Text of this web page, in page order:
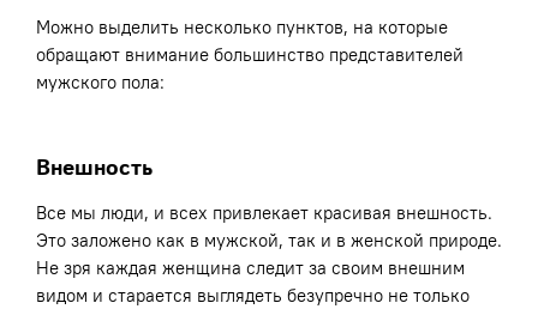
Можно выделить несколько пунктов, на которые
обращают внимание большинство представителей
мужского пола:
Внешность
Все мы люди, и всех привлекает красивая внешность.
Это заложено как в мужской, так и в женской природе.
Не зря каждая женщина следит за своим внешним
видом и старается выглядеть безупречно не только